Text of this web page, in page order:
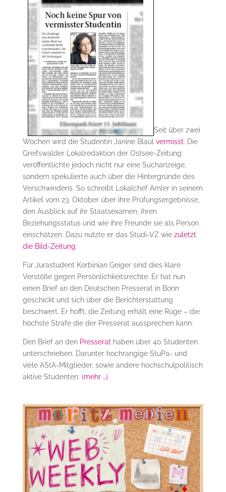
Seit über zwei
Wochen wird die Studentin Janine Blaul vermisst. Die
Greifswalder Lokalredaktion der Ostsee-Zeitung
veröffentlichte jedoch nicht nur eine Suchanzeige,
sondern spekulierte auch über die Hintergründe des
Verschwindens. So schreibt Lokalchef Amler in seinem
Artikel vom 23. Oktober über ihre Prüfungsergebnisse,
den Ausblick auf ihr Staatsexamen, ihren
Beziehungsstatus und wie ihre Freunde sie als Person
einschätzen. Dazu nutzte er das Studi-VZ wie zuletzt
die Bild-Zeitung.
Für Jurastudent Korbinian Geiger sind dies klare
Verstöße gegen Persönlichkeitsrechte. Er hat nun
einen Brief an den Deutschen Presserat in Bonn
geschickt und sich über die Berichterstattung
beschwert. Er hofft, die Zeitung erhält eine Rüge – die
höchste Strafe die der Presserat aussprechen kann.
Den Brief an den Presserat haben über 40 Studenten
unterschrieben. Darunter hochrangige StuPa- und
viele AStA-Mitglieder, sowie andere hochschulpolitisch
aktive Studenten. (mehr …)